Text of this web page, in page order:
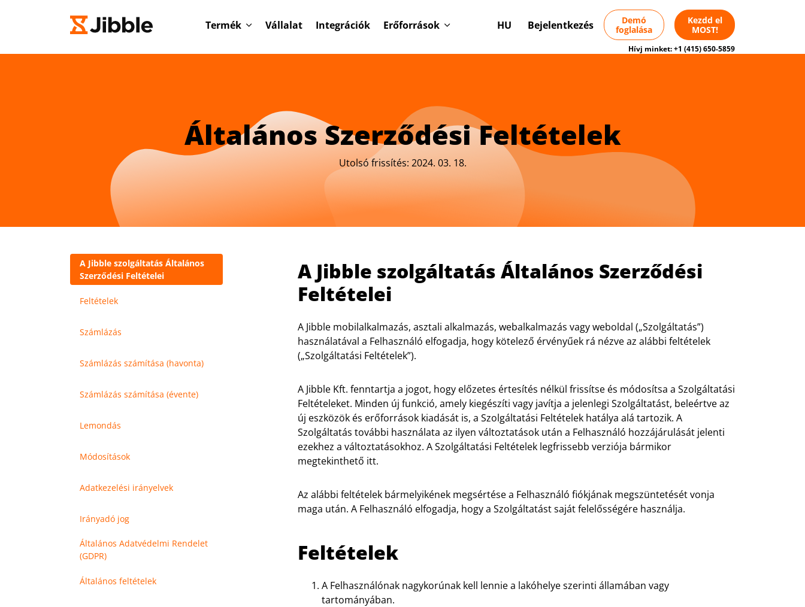
Termék Vállalat Integrációk Erőforrások HU Bejelentkezés
Demó
foglalása
Kezdd el
MOST!
Hívj minket:+1 (415) 650-5859
Általános Szerződési Feltételek
Utolsó frissítés: 2024. 03. 18.
A Jibble szolgáltatás Általános
Szerződési Feltételei
Feltételek
Számlázás
Számlázás számítása (havonta)
Számlázás számítása (évente)
Lemondás
Módosítások
Adatkezelési irányelvek
Irányadó jog
Általános Adatvédelmi Rendelet
(GDPR)
Általános feltételek
A Jibble szolgáltatás Általános Szerződési
Feltételei
A Jibble mobilalkalmazás, asztali alkalmazás, webalkalmazás vagy weboldal („Szolgáltatás”)
használatával a Felhasználó elfogadja, hogy kötelező érvényűek rá nézve az alábbi feltételek
(„Szolgáltatási Feltételek”).
A Jibble Kft. fenntartja a jogot, hogy előzetes értesítés nélkül frissítse és módosítsa a Szolgáltatási
Feltételeket. Minden új funkció, amely kiegészíti vagy javítja a jelenlegi Szolgáltatást, beleértve az
új eszközök és erőforrások kiadását is, a Szolgáltatási Feltételek hatálya alá tartozik. A
Szolgáltatás további használata az ilyen változtatások után a Felhasználó hozzájárulását jelenti
ezekhez a változtatásokhoz. A Szolgáltatási Feltételek legfrissebb verziója bármikor
megtekinthető itt.
Az alábbi feltételek bármelyikének megsértése a Felhasználó fiókjának megszüntetését vonja
maga után. A Felhasználó elfogadja, hogy a Szolgáltatást saját felelősségére használja.
Feltételek
A Felhasználónak nagykorúnak kell lennie a lakóhelye szerinti államában vagy
tartományában.